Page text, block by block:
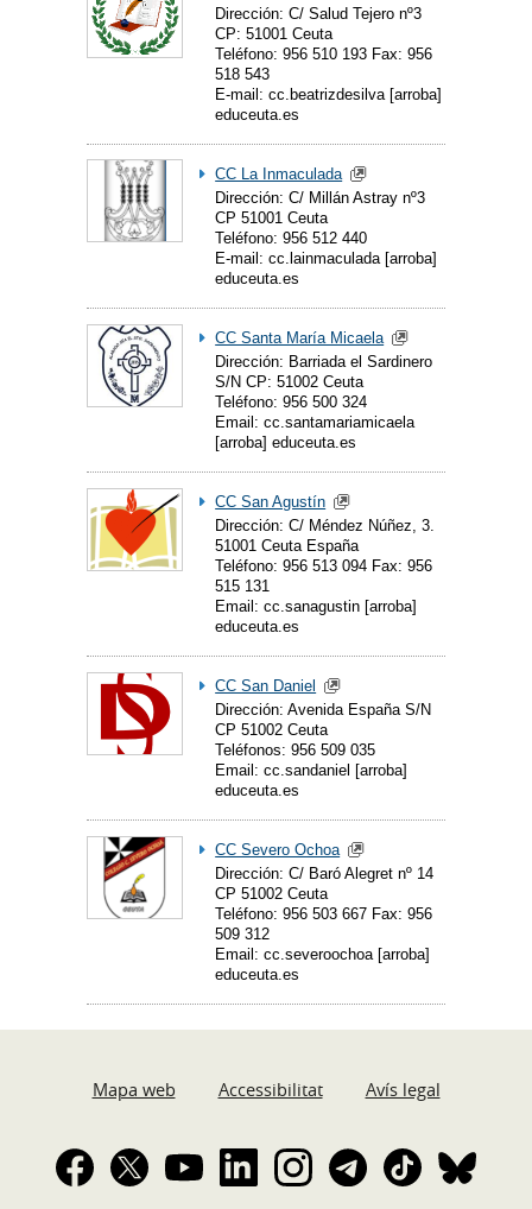
Dirección: C/ Salud Tejero nº3
CP: 51001 Ceuta
Teléfono: 956 510 193 Fax: 956
518 543
E-mail: cc.beatrizdesilva [arroba]
educeuta.es
CC La Inmaculada
Dirección: C/ Millán Astray nº3
CP 51001 Ceuta
Teléfono: 956 512 440
E-mail: cc.lainmaculada [arroba]
educeuta.es
CC Santa María Micaela
Dirección: Barriada el Sardinero
S/N CP: 51002 Ceuta
Teléfono: 956 500 324
Email: cc.santamariamicaela
[arroba] educeuta.es
CC San Agustín
Dirección: C/ Méndez Núñez, 3.
51001 Ceuta España
Teléfono: 956 513 094 Fax: 956
515 131
Email: cc.sanagustin [arroba]
educeuta.es
CC San Daniel
Dirección: Avenida España S/N
CP 51002 Ceuta
Teléfonos: 956 509 035
Email: cc.sandaniel [arroba]
educeuta.es
CC Severo Ochoa
Dirección: C/ Baró Alegret nº 14
CP 51002 Ceuta
Teléfono: 956 503 667 Fax: 956
509 312
Email: cc.severoochoa [arroba]
educeuta.es
Mapa web Accessibilitat Avís legal